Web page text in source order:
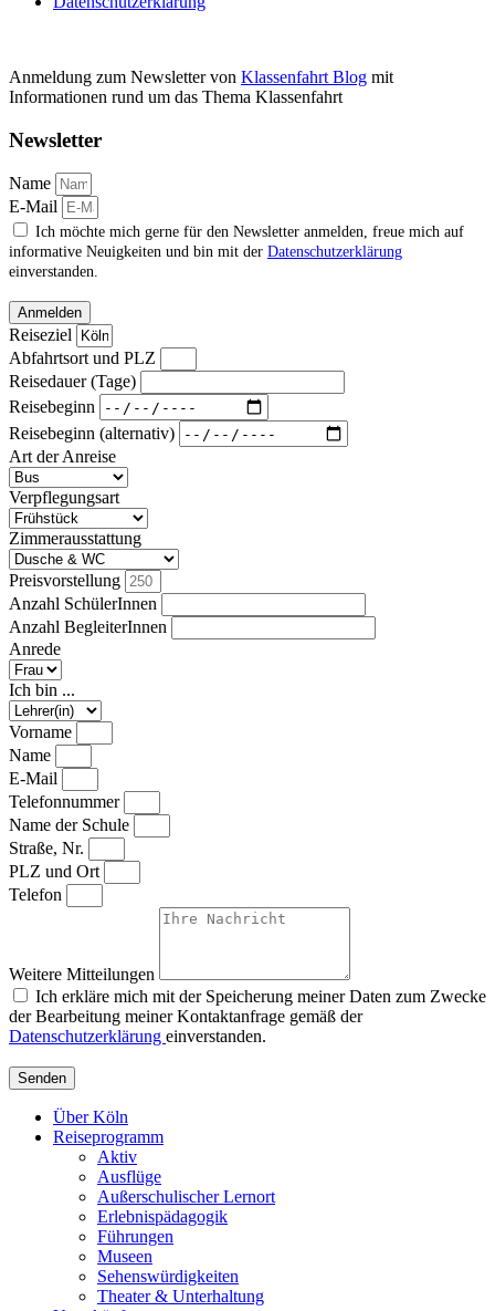
Anmeldung zum Newsletter von Klassenfahrt Blog mit
Informationen rund um das Thema Klassenfahrt
Newsletter
Name
E-Mail
Ich möchte mich gerne für den Newsletter anmelden, freue mich auf
informative Neuigkeiten und bin mit der Datenschutzerklärung
einverstanden.
Anmelden
Reiseziel
Abfahrtsort und PLZ
Reisedauer (Tage)
Reisebeginn
Reisebeginn (alternativ)
Art der Anreise
Verpflegungsart
Zimmerausstattung
Preisvorstellung
Anzahl SchülerInnen
Anzahl BegleiterInnen
Anrede
Ich bin ...
Vorname
Name
E-Mail
Telefonnummer
Name der Schule
Straße, Nr.
PLZ und Ort
Telefon
Weitere Mitteilungen
Ich erkläre mich mit der Speicherung meiner Daten zum Zwecke
der Bearbeitung meiner Kontaktanfrage gemäß der
Datenschutzerklärung einverstanden.
Senden
Über Köln
Reiseprogramm
Aktiv
Ausflüge
Außerschulischer Lernort
Erlebnispädagogik
Führungen
Museen
Sehenswürdigkeiten
Theater & Unterhaltung